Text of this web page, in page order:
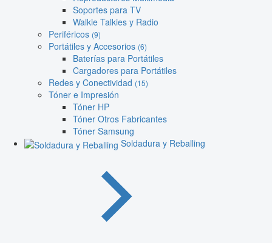
Soportes para TV
Walkie Talkies y Radio
Periféricos (9)
Portátiles y Accesorios (6)
Baterías para Portátiles
Cargadores para Portátiles
Redes y Conectividad (15)
Tóner e Impresión
Tóner HP
Tóner Otros Fabricantes
Tóner Samsung
Soldadura y Reballing